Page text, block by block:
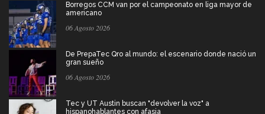
Borregos CCM van por el campeonato en liga mayor de
americano
06 Agosto 2026
De PrepaTec Qro al mundo: el escenario donde nació un
gran sueño
06 Agosto 2026
Tec y UT Austin buscan "devolver la voz" a
hispanohablantes con afasia